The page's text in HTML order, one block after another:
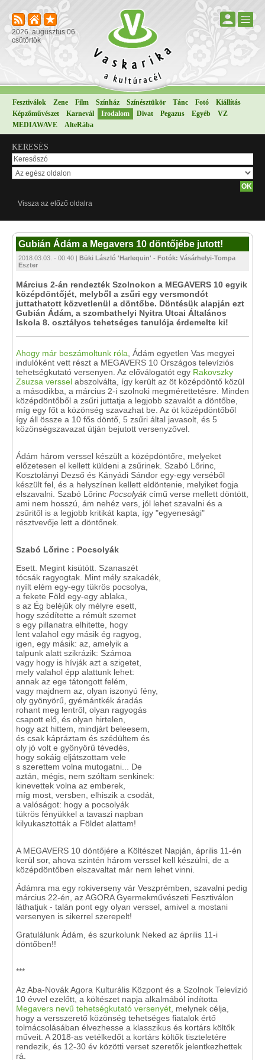
2026. augusztus 06.
csütörtök
Fesztiválok Zene Film Színház Színésztükör Tánc Fotó
Kiállítás
Képzőművészet
Karnevál Irodalom Divat Pegazus Egyéb
VZ
MEDIAWAVE
AlteRába
KERESÉS
Vissza az előző oldalra
Gubián Ádám a Megavers 10 döntőjébe jutott!
2018.03.03. - 00:40 | Büki László 'Harlequin' - Fotók: Vásárhelyi-Tompa
Eszter
Március 2-án rendezték Szolnokon a MEGAVERS 10 egyik
középdöntőjét, melyből a zsűri egy versmondót
juttathatott közvetlenül a döntőbe. Döntésük alapján ezt
Gubián Ádám, a szombathelyi Nyitra Utcai Általános
Iskola 8. osztályos tehetséges tanulója érdemelte ki!
Ahogy már beszámoltunk róla , Ádám egyetlen Vas megyei
indulóként vett részt a MEGAVERS 10 Országos televíziós
tehetségkutató versenyen. Az előválogatót egy Rakovszky
Zsuzsa verssel abszolválta, így került az öt középdöntő közül
a másodikba, a március 2-i szolnoki megmérettetésre. Minden
középdöntőből a zsűri juttatja a legjobb szavalót a döntőbe,
míg egy főt a közönség szavazhat be. Az öt középdöntőből
így áll össze a 10 fős döntő, 5 zsűri által javasolt, és 5
közönségszavazat útján bejutott versenyzővel.
Ádám három verssel készült a középdöntőre, melyeket
előzetesen el kellett küldeni a zsűrinek. Szabó Lőrinc,
Kosztolányi Dezső és Kányádi Sándor egy-egy verséből
készült fel, és a helyszínen kellett eldöntenie, melyiket fogja
elszavalni. Szabó Lőrinc Pocsolyákcímű verse mellett döntött,
ami nem hosszú, ám nehéz vers, jól lehet szavalni és a
zsűritől is a legjobb kritikát kapta, így "egyenesági"
résztvevője lett a döntőnek.
Szabó Lőrinc : Pocsolyák
Esett. Megint kisütött. Szanaszét
tócsák ragyogtak. Mint mély szakadék,
nyílt elém egy-egy tükrös pocsolya,
a fekete Föld egy-egy ablaka,
s az Ég beléjük oly mélyre esett,
hogy szédítette a rémült szemet
s egy pillanatra elhitette, hogy
lent valahol egy másik ég ragyog,
igen, egy másik: az, amelyik a
talpunk alatt szikrázik: Számoa
vagy hogy is hívják azt a szigetet,
mely valahol épp alattunk lehet:
annak az ege tátongott felém,
vagy majdnem az, olyan iszonyú fény,
oly gyönyörű, gyémántkék áradás
rohant meg lentről, olyan ragyogás
csapott elő, és olyan hirtelen,
hogy azt hittem, mindjárt beleesem,
és csak kápráztam és szédültem és
oly jó volt e gyönyörű tévedés,
hogy sokáig eljátszottam vele
s szerettem volna mutogatni... De
aztán, mégis, nem szóltam senkinek:
kinevettek volna az emberek,
míg most, versben, elhiszik a csodát,
a valóságot: hogy a pocsolyák
tükrös fényükkel a tavaszi napban
kilyukasztották a Földet alattam!
A MEGAVERS 10 döntőjére a Költészet Napján, április 11-én
kerül sor, ahova szintén három verssel kell készülni, de a
középdöntőben elszavaltat már nem lehet vinni.
Ádámra ma egy rokiverseny vár Veszprémben, szavalni pedig
március 22-én, az AGORA Gyermekművészeti Fesztiválon
láthatjuk - talán pont egy olyan verssel, amivel a mostani
versenyen is sikerrel szerepelt!
Gratulálunk Ádám, és szurkolunk Neked az április 11-i
döntőben!!
***
Az Aba-Novák Agora Kulturális Központ és a Szolnok Televízió
10 évvel ezelőtt, a költészet napja alkalmából indította
Megavers nevű tehetségkutató versenyét , melynek célja,
hogy a versszerető közönség tehetséges fiatalok értő
tolmácsolásában élvezhesse a klasszikus és kortárs költők
műveit. A 2018-as vetélkedőt a kortárs költők tiszteletére
rendezik, és 12-30 év közötti verset szeretők jelentkezhettek
rá.